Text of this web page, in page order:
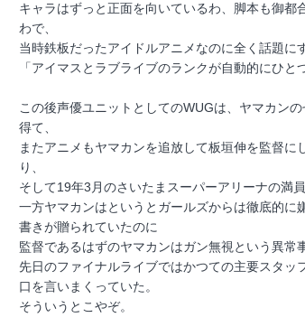
キャラはずっと正面を向いているわ、脚本も御
わで、
当時鉄板だったアイドルアニメなのに全く話題に
「アイマスとラブライブのランクが自動的にひ
この後声優ユニットとしてのWUGは、ヤマカン
得て、
またアニメもヤマカンを追放して板垣伸を監督
り、
そして19年3月のさいたまスーパーアリーナの満
一方ヤマカンはというとガールズからは徹底的
書きが贈られていたのに
監督であるはずのヤマカンはガン無視という異常
先日のファイナルライブではかつての主要スタ
口を言いまくっていた。
そういうとこやぞ。